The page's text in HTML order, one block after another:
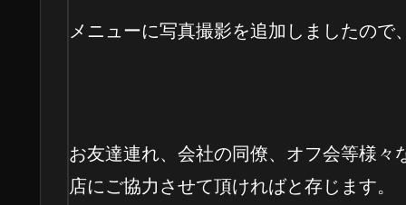
メニューに写真撮影を追加しましたの
お友達連れ、会社の同僚、オフ会等様々
店にご協力させて頂ければと存じます。